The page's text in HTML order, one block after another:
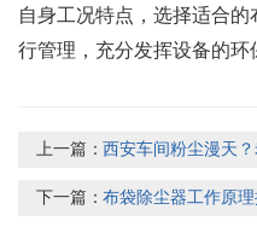
自身工况特点，选择适合
行管理，充分发挥设备的环
上一篇：西安车间粉尘漫天
下一篇：布袋除尘器工作原